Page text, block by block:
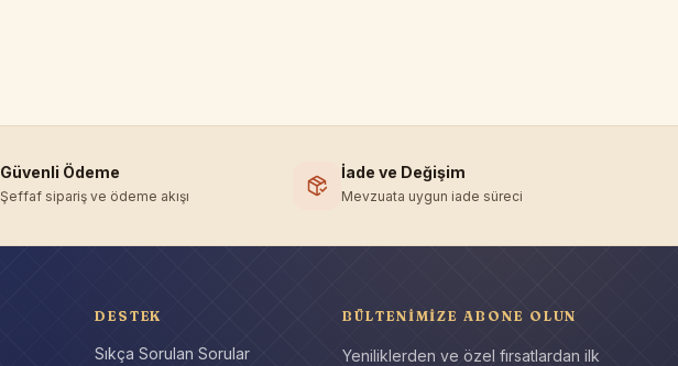
Güvenli Ödeme
Şeffaf sipariş ve ödeme akışı
İade ve Değişim
Mevzuata uygun iade süreci
DESTEK
Sıkça Sorulan Sorular
BÜLTENIMIZE ABONE OLUN
Yeniliklerden ve özel fırsatlardan ilk